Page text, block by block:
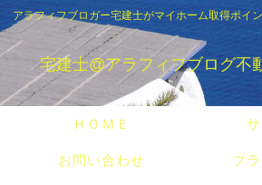
アラフィフブロガー宅建士がマイホーム取得ポイ
宅建士@アラフィフブログ不
ＨＯＭＥ
お問い合わせ プ